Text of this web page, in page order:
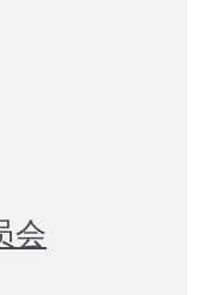
会